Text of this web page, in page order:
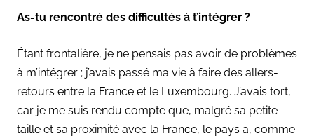
As-tu rencontré des difficultés à t’intégrer ?
Étant frontalière, je ne pensais pas avoir de problèmes
à m’intégrer ; j’avais passé ma vie à faire des allers-
retours entre la France et le Luxembourg. J’avais tort,
car je me suis rendu compte que, malgré sa petite
taille et sa proximité avec la France, le pays a, comme